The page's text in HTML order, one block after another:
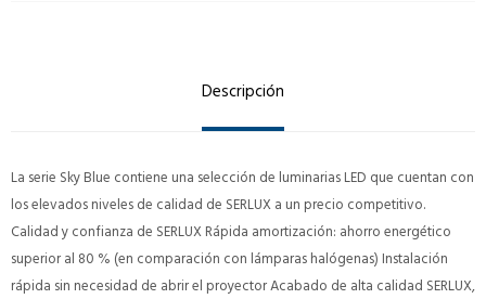
Descripción
La serie Sky Blue contiene una selección de luminarias LED que cuentan con
los elevados niveles de calidad de SERLUX a un precio competitivo.
Calidad y confianza de SERLUX Rápida amortización: ahorro energético
superior al 80 % (en comparación con lámparas halógenas) Instalación
rápida sin necesidad de abrir el proyector Acabado de alta calidad SERLUX,